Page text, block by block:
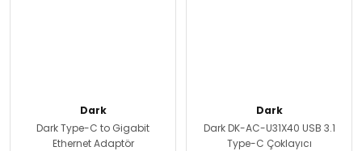
Dark
Dark Type-C to Gigabit
Ethernet Adaptör
Dark
Dark DK-AC-U31X40 USB 3.1
Type-C Çoklayıcı